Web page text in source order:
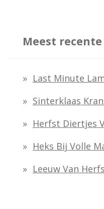
Meest
Last Minute
Sinterklaas
Herfst Diertjes
Heks Bij Volle
Leeuw Van